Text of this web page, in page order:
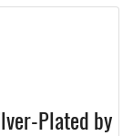
Plated by